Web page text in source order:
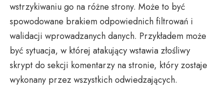
wstrzykiwaniu go na różne strony. Może to być
spowodowane brakiem odpowiednich filtrowań i
walidacji wprowadzanych danych. Przykładem może
być sytuacja, w której atakujący wstawia złośliwy
skrypt do sekcji komentarzy na stronie, który zostaje
wykonany przez wszystkich odwiedzających.